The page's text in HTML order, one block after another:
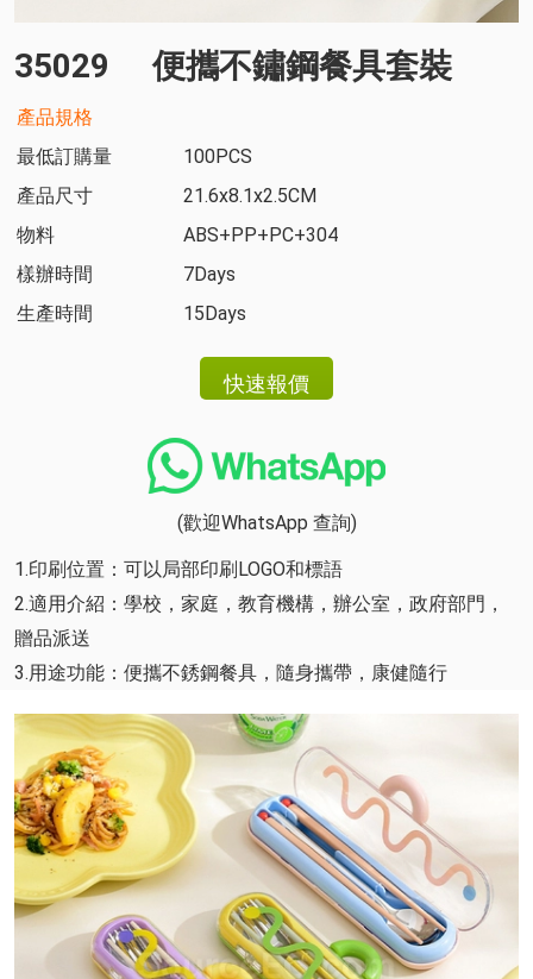
35029 便攜不鏽鋼餐具套裝
產品規格
最低訂購量
100PCS
產品尺寸
21.6x8.1x2.5CM
物料
ABS+PP+PC+304
樣辦時間
7Days
生產時間
15Days
(歡迎WhatsApp 查詢)
1.印刷位置：可以局部印刷LOGO和標語
2.適用介紹：學校，家庭，教育機構，辦公室，政府部門，
贈品派送
3.用途功能：便攜不銹鋼餐具，隨身攜帶，康健隨行